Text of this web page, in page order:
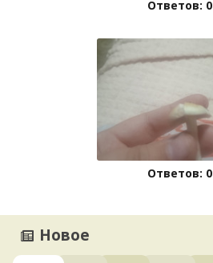
Ответов: 0
Ответов: 0
Новое